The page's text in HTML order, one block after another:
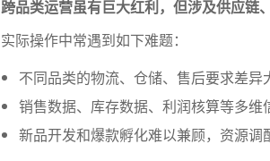
跨品类运营虽有巨大红利，但涉及供应链
实际操作中常遇到如下难题：
不同品类的物流、仓储、售后要求差异
销售数据、库存数据、利润核算等多维
新品开发和爆款孵化难以兼顾，资源调